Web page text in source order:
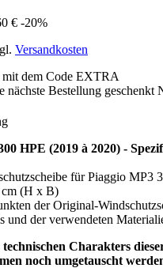
€ -20%
Versandkosten
mit dem Code EXTRA
nächste Bestellung geschenkt
HPE (2019 à 2020) -
für Piaggio MP3
(H x B)
der Original-
und der verwendeten
Charakters
noch umgetauscht